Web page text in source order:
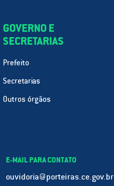
GOVERNO E
SECRETARIAS
Prefeito
Secretarias
Outros órgãos
E-MAIL PARA CONTATO
ouvidoria@porteiras.ce.gov.br